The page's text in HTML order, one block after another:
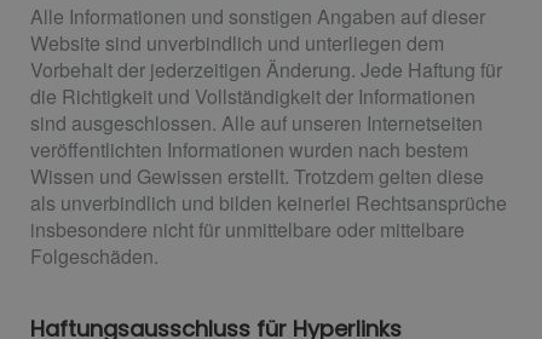
Alle Informationen und sonstigen Angaben auf dieser
Website sind unverbindlich und unterliegen dem
Vorbehalt der jederzeitigen Änderung. Jede Haftung für
die Richtigkeit und Vollständigkeit der Informationen
sind ausgeschlossen. Alle auf unseren Internetseiten
veröffentlichten Informationen wurden nach bestem
Wissen und Gewissen erstellt. Trotzdem gelten diese
als unverbindlich und bilden keinerlei Rechtsansprüche
insbesondere nicht für unmittelbare oder mittelbare
Folgeschäden.
Haftungsausschluss für Hyperlinks